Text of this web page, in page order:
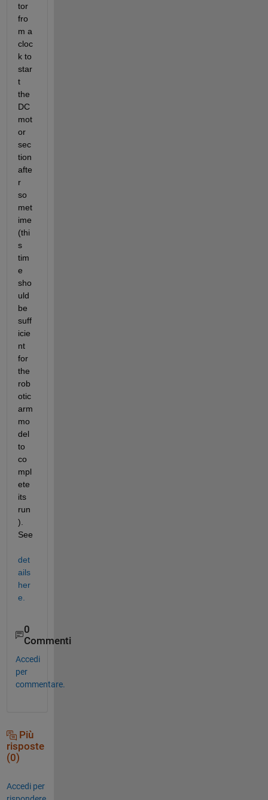
tor
fro
m a
cloc
k to
star
t
the
DC
mot
or
sec
tion
afte
r
so
met
ime
(thi
s
tim
e
sho
uld
be
suff
icie
nt
for
the
rob
otic
arm
mo
del
to
co
mpl
ete
its
run
).
det
ails
her
e.
0
Commenti
Accedi
per
commentare.
Più
risposte
(0)
Accedi per